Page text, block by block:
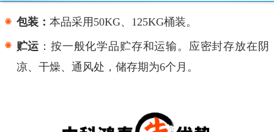
包装： 本品采用 50KG、125KG桶装。
贮运 ：按一般化学品贮存和运输。应密封存放在阴
凉、干燥、通风处，储存期为6个月。